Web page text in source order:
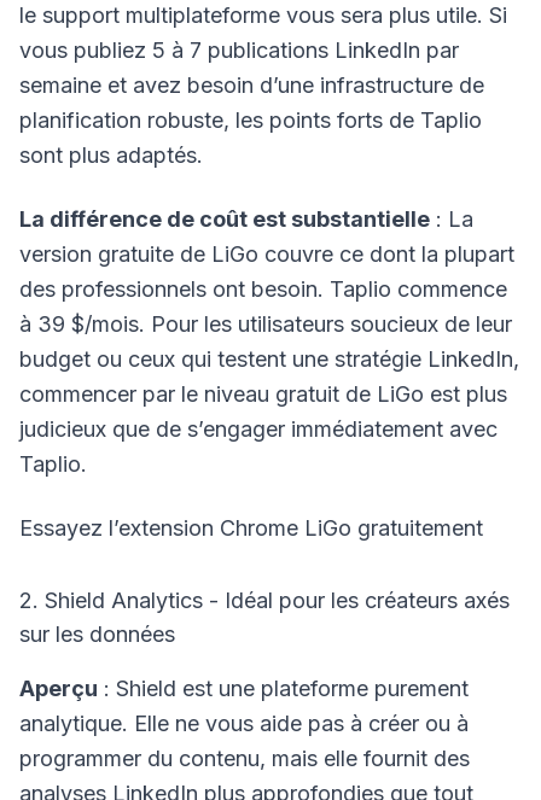
le support multiplateforme vous sera plus utile. Si
vous publiez 5 à 7 publications LinkedIn par
semaine et avez besoin d’une infrastructure de
planification robuste, les points forts de Taplio
sont plus adaptés.
La différence de coût est substantielle : La
version gratuite de LiGo couvre ce dont la plupart
des professionnels ont besoin. Taplio commence
à 39 $/mois. Pour les utilisateurs soucieux de leur
budget ou ceux qui testent une stratégie LinkedIn,
commencer par le niveau gratuit de LiGo est plus
judicieux que de s’engager immédiatement avec
Taplio.
Essayez l’extension Chrome LiGo gratuitement
2. Shield Analytics - Idéal pour les créateurs axés
sur les données
Aperçu : Shield est une plateforme purement
analytique. Elle ne vous aide pas à créer ou à
programmer du contenu, mais elle fournit des
analyses LinkedIn plus approfondies que tout